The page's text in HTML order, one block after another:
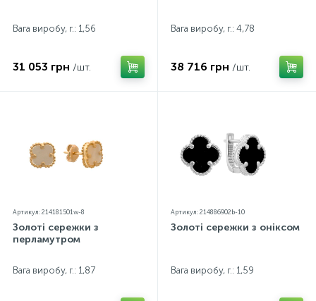
Вага виробу, г.: 1,56
31 053 грн /шт.
Вага виробу, г.: 4,78
38 716 грн /шт.
Артикул: 214181501w-8
Золоті сережки з
перламутром
Вага виробу, г.: 1,87
Артикул: 214886902b-10
Золоті сережки з оніксом
Вага виробу, г.: 1,59
Про насСрібні ланцюжки
Срібні сувеніри
Золоті ланцюги